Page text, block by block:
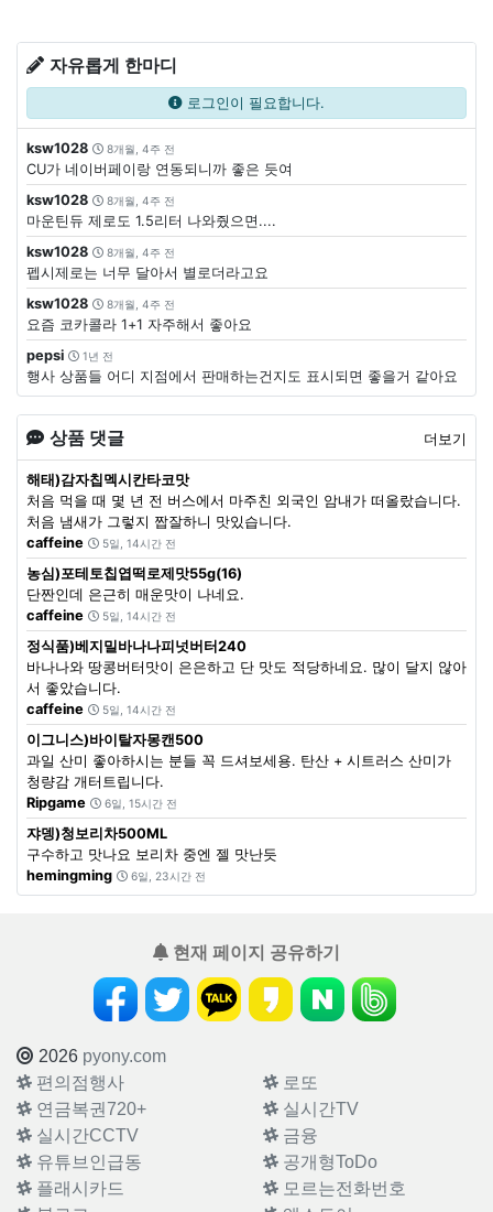
자유롭게 한마디
로그인이 필요합니다.
ksw1028 8개월, 4주 전
CU가 네이버페이랑 연동되니까 좋은 듯여
ksw1028
8개월, 4주 전
마운틴듀 제로도 1.5리터 나와줬으면....
ksw1028
8개월, 4주 전
펩시제로는 너무 달아서 별로더라고요
ksw1028
8개월, 4주 전
요즘 코카콜라 1+1 자주해서 좋아요
pepsi
1년 전
행사 상품들 어디 지점에서 판매하는건지도 표시되면 좋을거 같아요
상품 댓글 더보기
해태)감자칩멕시칸타코맛
처음 먹을 때 몇 년 전 버스에서 마주친 외국인 암내가 떠올랐습니다.
처음 냄새가 그렇지 짭잘하니 맛있습니다.
caffeine
5일, 14시간 전
농심)포테토칩엽떡로제맛55g(16)
단짠인데 은근히 매운맛이 나네요.
caffeine
5일, 14시간 전
정식품)베지밀바나나피넛버터240
바나나와 땅콩버터맛이 은은하고 단 맛도 적당하네요. 많이 달지 않아
서 좋았습니다.
caffeine
5일, 14시간 전
이그니스)바이탈자몽캔500
과일 산미 좋아하시는 분들 꼭 드셔보세용. 탄산 + 시트러스 산미가
청량감 개터트립니다.
Ripgame
6일, 15시간 전
쟈뎅)청보리차500ML
구수하고 맛나요 보리차 중엔 젤 맛난듯
hemingming
6일, 23시간 전
현재 페이지 공유하기
2026 pyony.com
편의점행사
로또
연금복권720+
실시간TV
실시간CCTV
금융
유튜브인급동
공개형ToDo
플래시카드
모르는전화번호